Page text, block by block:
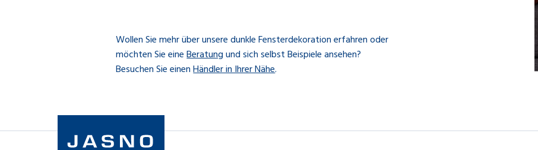
Wollen Sie mehr über unsere dunkle Fensterdekoration erfahren oder
möchten Sie eineBeratungund sich selbst Beispiele ansehen?
Besuchen Sie einenHändler in Ihrer Nähe.